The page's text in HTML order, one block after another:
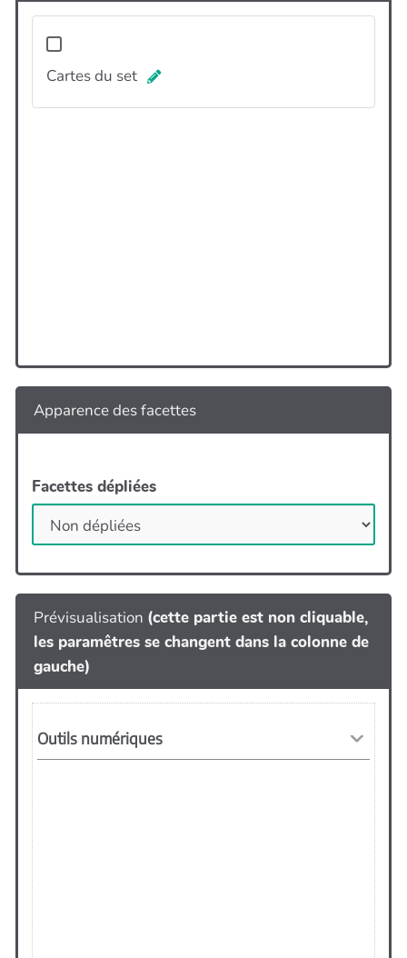
Cartes du set
Apparence des facettes
Facettes dépliées
Prévisualisation (cette partie est non cliquable,
les paramêtres se changent dans la colonne de
gauche)